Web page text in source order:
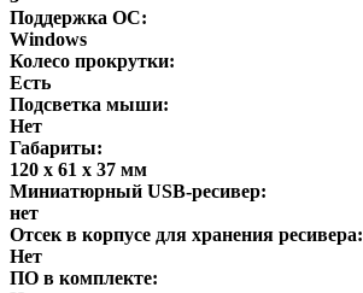
Поддержка ОС:
Windows
Колесо прокрутки:
Есть
Подсветка мыши:
Нет
Габариты:
120 х 61 х 37 мм
Миниатюрный USB-ресивер:
нет
Отсек в корпусе для хранения ресивера:
Нет
ПО в комплекте: